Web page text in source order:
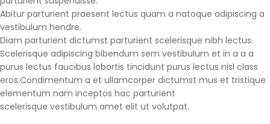
Abitur parturient praesent lectus quam a natoque adipiscing a
vestibulum hendre.
Diam parturient dictumst parturient scelerisque nibh lectus.
Scelerisque adipiscing bibendum sem vestibulum et in a a a
purus lectus faucibus lobortis tincidunt purus lectus nisl class
eros.Condimentum a et ullamcorper dictumst mus et tristique
elementum nam inceptos hac parturient
scelerisque vestibulum amet elit ut volutpat.